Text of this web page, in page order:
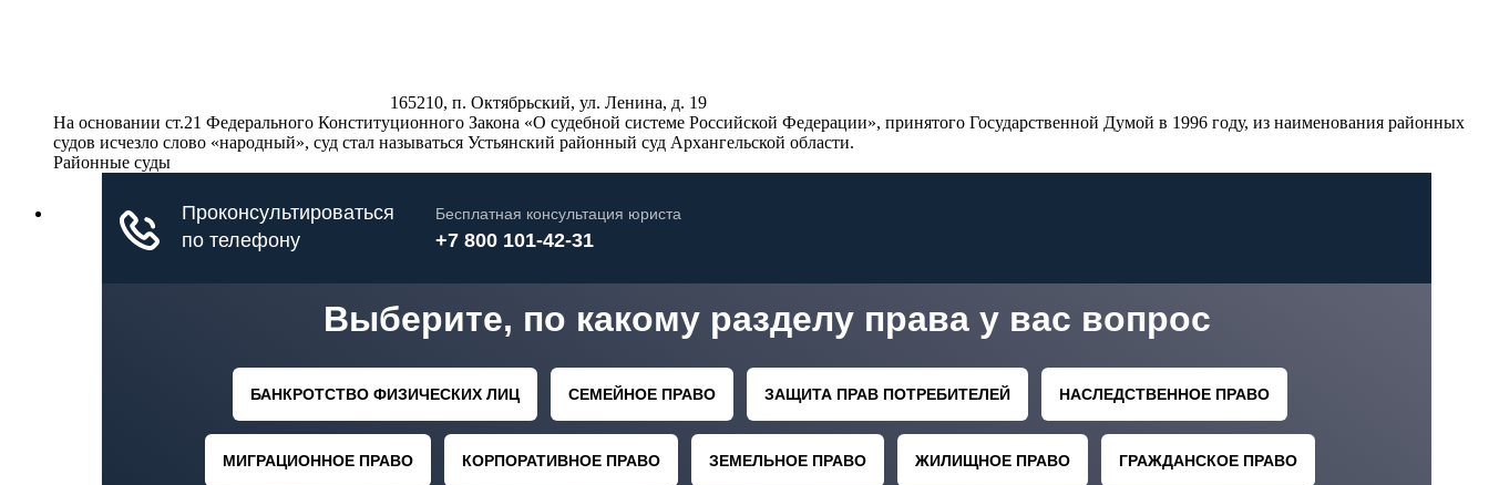
165210, п. Октябрьский, ул. Ленина, д. 19
На основании ст.21 Федерального Конституционного Закона «О судебной системе Российской Федерации», принятого Государственной Думой в 1996 году, из наименования районных
судов исчезло слово «народный», суд стал называться Устьянский районный суд Архангельской области.
Районные суды